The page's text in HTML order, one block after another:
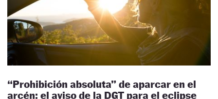
“Prohibición absoluta” de aparcar en el
arcén: el aviso de la DGT para el eclipse